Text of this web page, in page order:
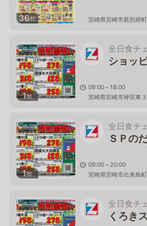
36枚 宮崎県宮崎市新別府
1枚
全日食チ
ショッ
09:00～18:00
宮崎県宮崎市神宮東
1枚
全日食チ
ＳＰの
09:00～20:00
宮崎県宮崎市出来島
全日食チ
くろき